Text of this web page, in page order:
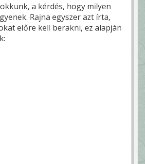
a kérdés, hogy milyen
Rajna egyszer azt írta,
előre kell berakni, ez alapján